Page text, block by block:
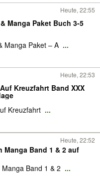
Heute, 22:55
Paket Buch 3-5
Manga Paket – A ...
Heute, 22:53
Kreuzfahrt Band XXX
Kreuzfahrt ...
Heute, 22:52
Manga Band 1 & 2 auf
Band 1 & 2 ...